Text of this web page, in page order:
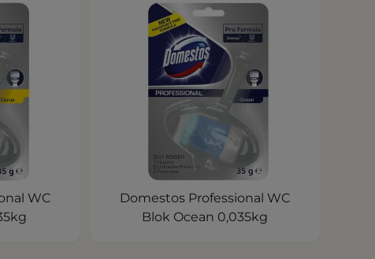
WC
Domestos Professional WC
Blok Ocean 0,035kg